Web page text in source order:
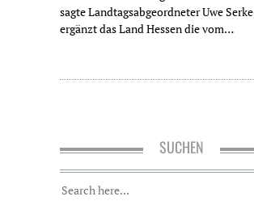
sagte Landtagsabgeordneter Uwe
ergänzt das Land Hessen die vom…
SUCHEN